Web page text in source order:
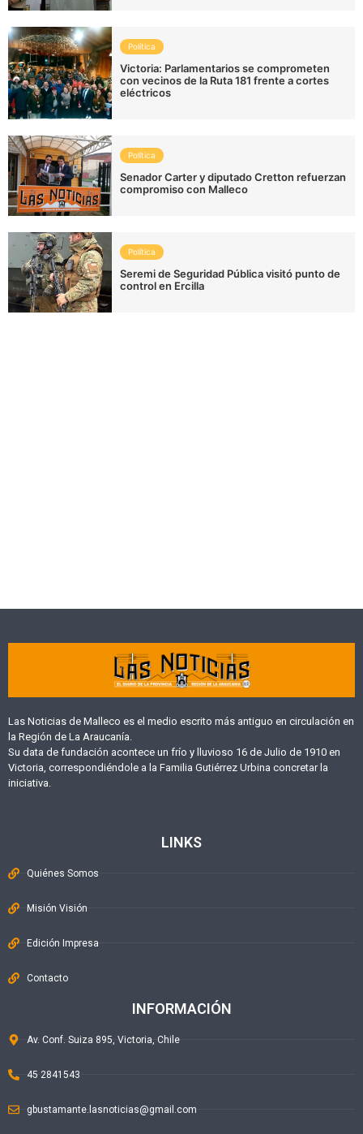
Política
Victoria: Parlamentarios se comprometen
con vecinos de la Ruta 181 frente a cortes
eléctricos
Política
Senador Carter y diputado Cretton refuerzan
compromiso con Malleco
Política
Seremi de Seguridad Pública visitó punto de
control en Ercilla
Las Noticias de Malleco es el medio escrito más antiguo en circulación en
la Región de La Araucanía.
Su data de fundación acontece un frío y lluvioso 16 de Julio de 1910 en
Victoria, correspondiéndole a la Familia Gutiérrez Urbina concretar la
iniciativa.
LINKS
Quiénes Somos
Misión Visión
Edición Impresa
Contacto
INFORMACIÓN
Av. Conf. Suiza 895, Victoria, Chile
45 2841543
gbustamante.lasnoticias@gmail.com